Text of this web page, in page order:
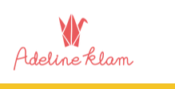
contenu